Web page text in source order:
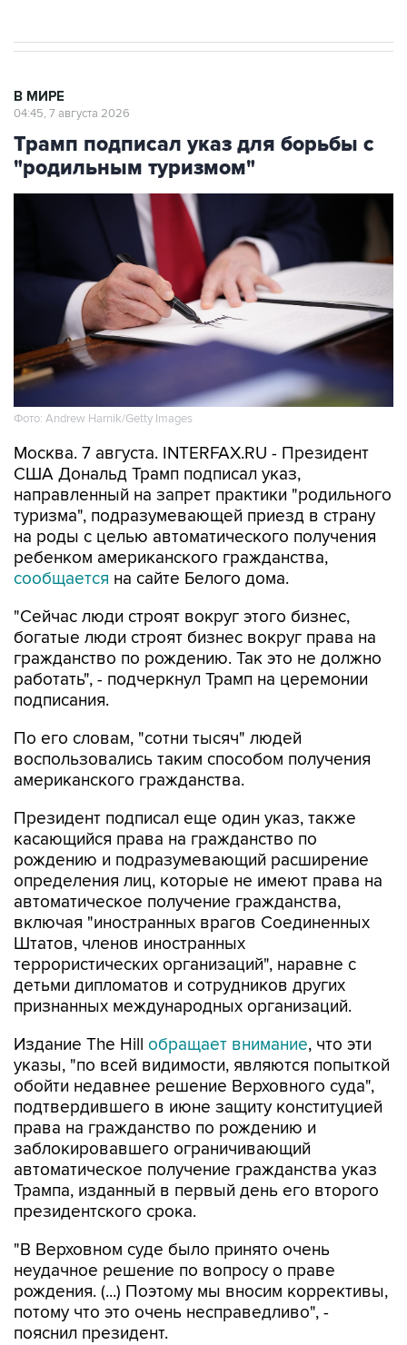
В МИРЕ
04:45, 7 августа 2026
Трамп подписал указ для борьбы с
"родильным туризмом"
Фото: Andrew Harnik/Getty Images
Москва. 7 августа. INTERFAX.RU - Президент
США Дональд Трамп подписал указ,
направленный на запрет практики "родильного
туризма", подразумевающей приезд в страну
на роды с целью автоматического получения
ребенком американского гражданства,
сообщается на сайте Белого дома.
"Сейчас люди строят вокруг этого бизнес,
богатые люди строят бизнес вокруг права на
гражданство по рождению. Так это не должно
работать", - подчеркнул Трамп на церемонии
подписания.
По его словам, "сотни тысяч" людей
воспользовались таким способом получения
американского гражданства.
Президент подписал еще один указ, также
касающийся права на гражданство по
рождению и подразумевающий расширение
определения лиц, которые не имеют права на
автоматическое получение гражданства,
включая "иностранных врагов Соединенных
Штатов, членов иностранных
террористических организаций", наравне с
детьми дипломатов и сотрудников других
признанных международных организаций.
Издание The Hill обращает внимание, что эти
указы, "по всей видимости, являются попыткой
обойти недавнее решение Верховного суда",
подтвердившего в июне защиту конституцией
права на гражданство по рождению и
заблокировавшего ограничивающий
автоматическое получение гражданства указ
Трампа, изданный в первый день его второго
президентского срока.
"В Верховном суде было принято очень
неудачное решение по вопросу о праве
рождения. (...) Поэтому мы вносим коррективы,
потому что это очень несправедливо", -
пояснил президент.